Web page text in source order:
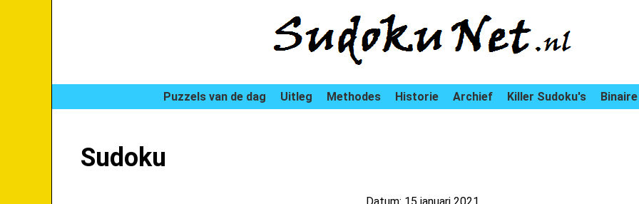
Puzzels van de dag Uitleg Methodes Historie Archief Killer Sudoku's
Sudoku